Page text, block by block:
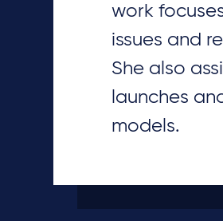
work
issues and
She also
launches
models.